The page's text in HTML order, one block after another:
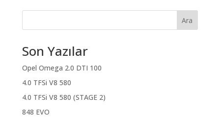
Ara
Son Yazılar
Opel Omega 2.0 DTI 100
4.0 TFSi V8 580
4.0 TFSi V8 580 (STAGE 2)
848 EVO